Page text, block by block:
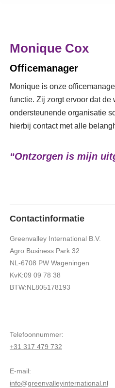
Monique Cox
Officemanager
Monique is onze
functie. Zij zorgt ervoor dat de
ondersteunende organisatie
hierbij contact met alle
“Ontzorgen is mijn
Contactinformatie
Greenvalley International B.V.
Agro Business Park 32
NL-6708 PW Wageningen
KvK:09 09 78 38
BTW:NL805178193
Telefoonnummer:
+31 317 479 732
E-mail:
info@greenvalleyinternational.nl